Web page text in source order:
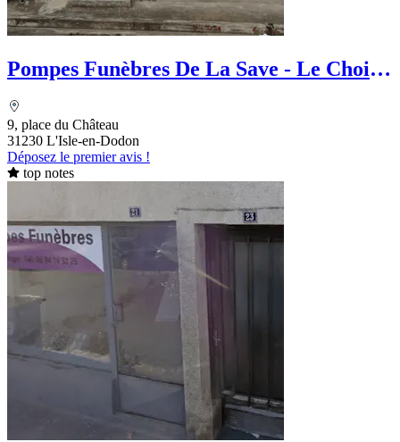
Pompes Funèbres De La Save - Le Choix
9, place du Château
31230 L'Isle-en-Dodon
Déposez le premier avis !
top notes